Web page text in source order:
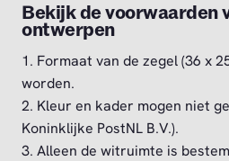
Bekijk de voorwaarden
ontwerpen
1. Formaat van de zegel (36 x
worden.
2. Kleur en kader mogen niet
Koninklijke PostNL B.V.).
3. Alleen de witruimte is